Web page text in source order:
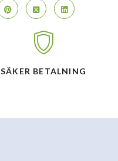
SÄKER BETALNING